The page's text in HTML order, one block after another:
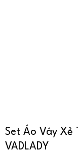
Set Áo Váy Xẻ
VADLADY